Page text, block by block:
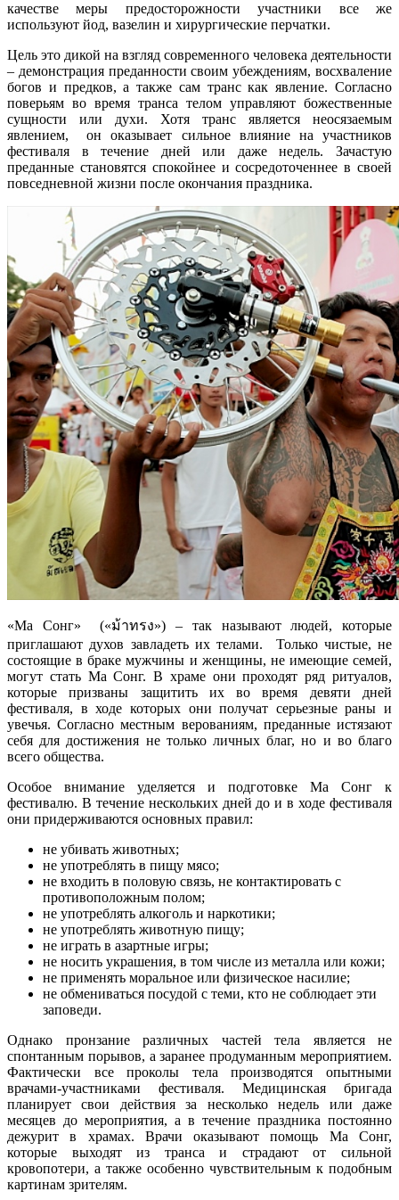
качестве меры предосторожности участники все же
используют йод, вазелин и хирургические перчатки.
Цель это дикой на взгляд современного человека деятельности
– демонстрация преданности своим убеждениям, восхваление
богов и предков, а также сам транс как явление. Согласно
поверьям во время транса телом управляют божественные
сущности или духи. Хотя транс является неосязаемым
явлением, он оказывает сильное влияние на участников
фестиваля в течение дней или даже недель. Зачастую
преданные становятся спокойнее и сосредоточеннее в своей
повседневной жизни после окончания праздника.
«Ма Сонг» («ม้าทรง») – так называют людей, которые
приглашают духов завладеть их телами. Только чистые, не
состоящие в браке мужчины и женщины, не имеющие семей,
могут стать Ма Сонг. В храме они проходят ряд ритуалов,
которые призваны защитить их во время девяти дней
фестиваля, в ходе которых они получат серьезные раны и
увечья. Согласно местным верованиям, преданные истязают
себя для достижения не только личных благ, но и во благо
всего общества.
Особое внимание уделяется и подготовке Ма Сонг к
фестивалю. В течение нескольких дней до и в ходе фестиваля
они придерживаются основных правил:
не убивать животных;
не употреблять в пищу мясо;
не входить в половую связь, не контактировать с
противоположным полом;
не употреблять алкоголь и наркотики;
не употреблять животную пищу;
не играть в азартные игры;
не носить украшения, в том числе из металла или кожи;
не применять моральное или физическое насилие;
не обмениваться посудой с теми, кто не соблюдает эти
заповеди.
Однако пронзание различных частей тела является не
спонтанным порывов, а заранее продуманным мероприятием.
Фактически все проколы тела производятся опытными
врачами-участниками фестиваля. Медицинская бригада
планирует свои действия за несколько недель или даже
месяцев до мероприятия, а в течение праздника постоянно
дежурит в храмах. Врачи оказывают помощь Ма Сонг,
которые выходят из транса и страдают от сильной
кровопотери, а также особенно чувствительным к подобным
картинам зрителям.